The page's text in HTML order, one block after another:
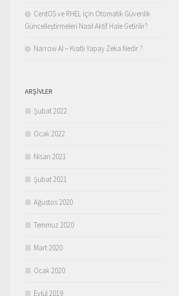
CentOS ve RHEL için Otomatik Güvenlik
Güncelleştirmeleri Nasıl Aktif Hale Getirilir?
Narrow AI – Kısıtlı Yapay Zeka Nedir ?
ARŞIVLER
Şubat 2022
Ocak 2022
Nisan 2021
Şubat 2021
Ağustos 2020
Temmuz 2020
Mart 2020
Ocak 2020
Eylül 2019